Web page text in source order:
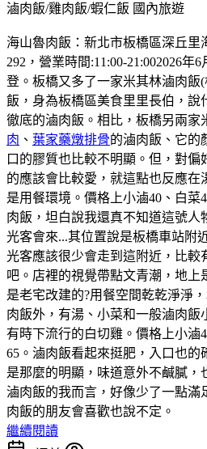
滷肉飯/雞肉飯/蝦仁飯 國內旅遊
海山魯肉飯：新北市板橋區深丘里
292，營業時間:11:00-21:002026年
登。板橋又多了一家米其林滷肉飯
飯，身為板橋區美食里里長伯，說
徹底的滷肉飯。相比，板橋另兩家
肉 、 葉家藥燉排骨的滷肉飯、它的
口的膠質也比較不明顯。但，對偏
的應該會比較愛，就這點也反應在
是用餐環境。價格上小滷40、白菜
肉飯，坦白說我還真不知道這號人
光客會來...其位置說是板橋車站附
光客應該很少會走到這附近，比較
吧。店裡的視覺帶點文青潮，地上
是老宅改建的?用餐空間乾乾淨淨
肉飯外，有湯、小菜和一般滷肉飯
有時下流行的白切雞。價格上小滷
65。滷肉飯看起來挺肥，入口也的
是那麼的明顯，味道意外不鹹膩，
滷肉飯的我而言，好像少了一點滿
肉飯的朋友會喜歡也說不定。
繼續閱讀